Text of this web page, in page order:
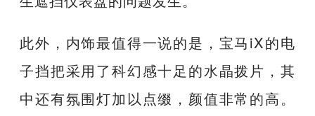
此外，内饰最值得一说的是，宝马iX的电
子挡把采用了科幻感十足的水晶拨片，其
中还有氛围灯加以点缀，颜值非常的高。